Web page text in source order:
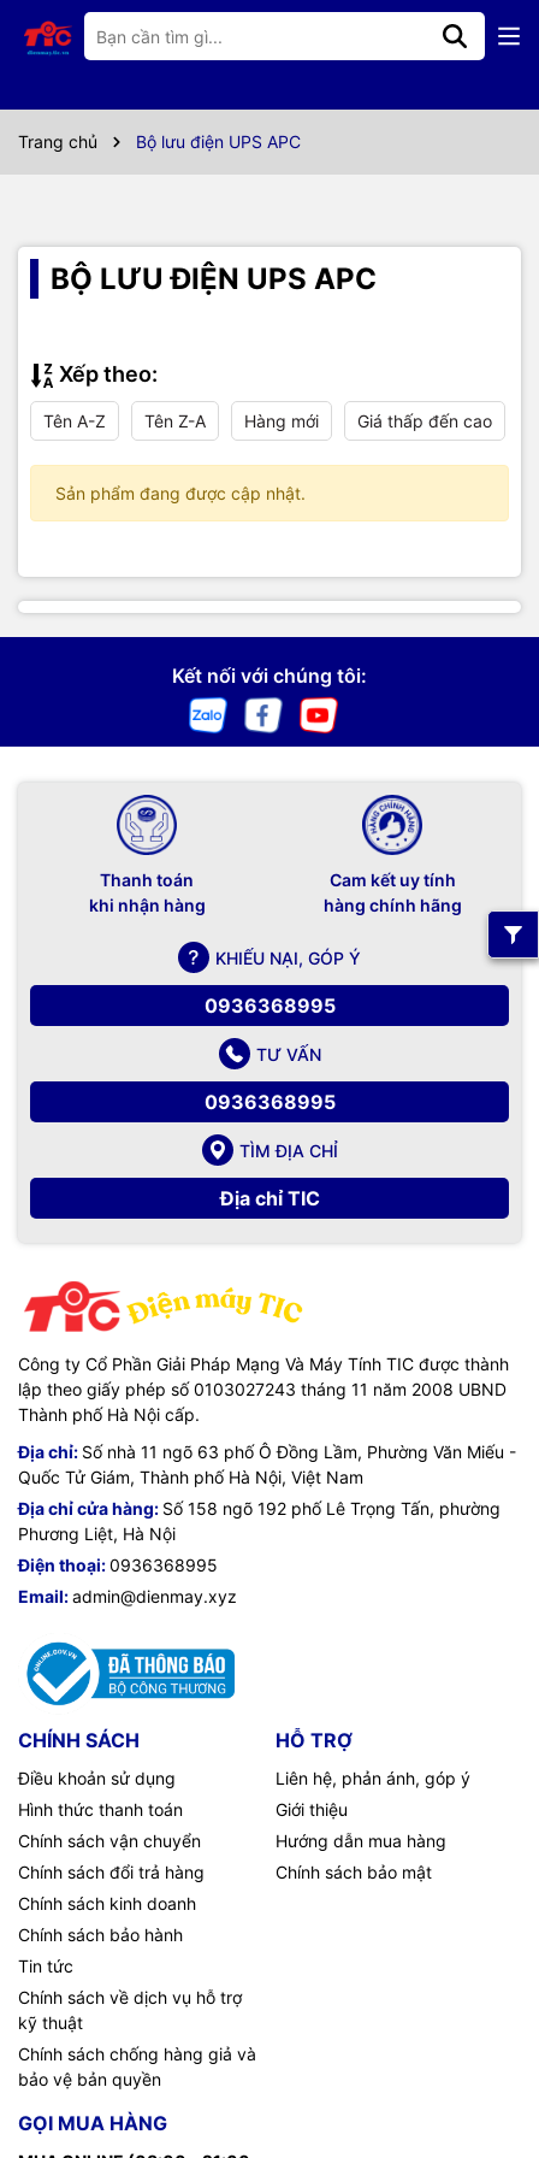
Trang chủ Bộ lưu điện UPS APC
BỘ LƯU ĐIỆN UPS APC
Xếp theo:
Tên A-Z Tên Z-A Hàng mới Giá thấp đến cao
Sản phẩm đang được cập nhật.
Kết nối với chúng tôi:
Thanh toán
khi nhận hàng
Cam kết uy tính
hàng chính hãng
KHIẾU NẠI, GÓP Ý
0936368995
TƯ VẤN
0936368995
TÌM ĐỊA CHỈ
Địa chỉ TIC
Công ty Cổ Phần Giải Pháp Mạng Và Máy Tính TIC được thành
lập theo giấy phép số 0103027243 tháng 11 năm 2008 UBND
Thành phố Hà Nội cấp.
Địa chỉ: Số nhà 11 ngõ 63 phố Ô Đồng Lầm, Phường Văn Miếu -
Quốc Tử Giám, Thành phố Hà Nội, Việt Nam
Địa chỉ cửa hàng: Số 158 ngõ 192 phố Lê Trọng Tấn, phường
Phương Liệt, Hà Nội
Điện thoại:0936368995
Email:admin@dienmay.xyz
CHÍNH SÁCH
Điều khoản sử dụng
Hình thức thanh toán
Chính sách vận chuyển
Chính sách đổi trả hàng
Chính sách kinh doanh
Chính sách bảo hành
Tin tức
Chính sách về dịch vụ hỗ trợ
kỹ thuật
Chính sách chống hàng giả và
bảo vệ bản quyền
HỖ TRỢ
Liên hệ, phản ánh, góp ý
Giới thiệu
Hướng dẫn mua hàng
Chính sách bảo mật
GỌI MUA HÀNG